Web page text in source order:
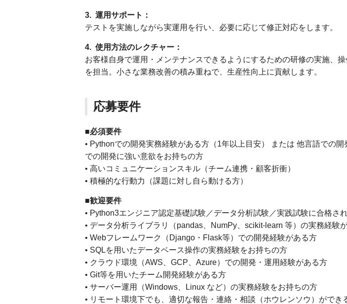
3. 運用サポート：
テストを実施しながら実運用を行い、必要に応じて修正対応をします。
4. 使用方法のレクチャー：
お客様自身で運用・メンテナンスできるようにするための研修の実施、
を担当。小さな業務改善の積み重ねで、生産性向上に貢献します。
応募要件
■必須要件
• Pythonでの開発実務経験がある方（1年以上目安） または 他言語での
での開発に強い意欲をお持ちの方
• 高いコミュニケーションスキル（チーム連携・顧客折衝）
• 積極的な行動力（課題に対し自ら動ける方）
■歓迎要件
• Python3エンジニア認定基礎試験／データ分析試験／実践試験に合格さ
• データ分析ライブラリ（pandas、NumPy、scikit-learn 等）の実務経験
• Webフレームワーク（Django・Flask等）での開発経験がある方
• SQLを用いたデータベース操作の実務経験をお持ちの方
• クラウド環境（AWS、GCP、Azure）での開発・運用経験がある方
• Git等を用いたチーム開発経験がある方
• サーバー運用（Windows、Linux など）の実務経験をお持ちの方
• リモート環境下でも、適切な報告・連絡・相談（ホウレンソウ）ができ